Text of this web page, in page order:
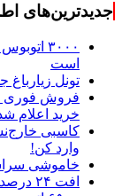
جدیدترین‌های
۳۰۰۰
است
تونل
فروش فوری
خرید اعلام
وارد کن!
خاموشی
افت ۲۴ درصدی تولید خودرو در کشور